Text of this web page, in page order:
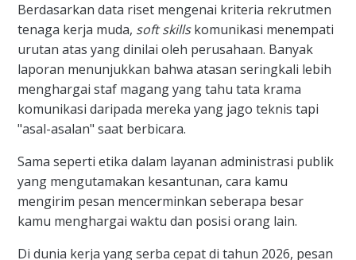
Berdasarkan data riset mengenai kriteria rekrutmen
tenaga kerja muda, soft skillskomunikasi menempati
urutan atas yang dinilai oleh perusahaan. Banyak
laporan menunjukkan bahwa atasan seringkali lebih
menghargai staf magang yang tahu tata krama
komunikasi daripada mereka yang jago teknis tapi
"asal-asalan" saat berbicara.
Sama seperti etika dalam layanan administrasi publik
yang mengutamakan kesantunan, cara kamu
mengirim pesan mencerminkan seberapa besar
kamu menghargai waktu dan posisi orang lain.
Di dunia kerja yang serba cepat di tahun 2026, pesan